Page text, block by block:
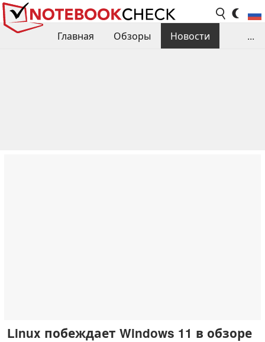
Главная Обзоры
Новости
...
Linux побеждает Windows 11 в обзоре